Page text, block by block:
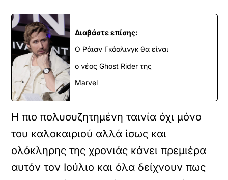
Διαβάστε επίσης:
Ο Ράιαν Γκόσλινγκ θα είναι
ο νέος Ghost Rider της
Marvel
Η πιο πολυσυζητημένη ταινία όχι μόνο
του καλοκαιριού αλλά ίσως και
ολόκληρης της χρονιάς κάνει πρεμιέρα
αυτόν τον Ιούλιο και όλα δείχνουν πως